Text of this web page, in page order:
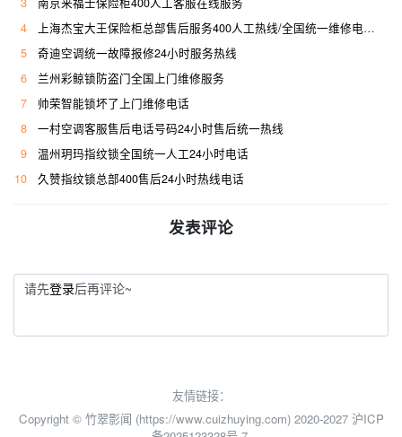
4
上海杰宝大王保险柜总部售后服务400人工热线/全国统一维修电话是多少
5
奇迪空调统一故障报修24小时服务热线
6
兰州彩鲸锁防盗门全国上门维修服务
7
帅荣智能锁坏了上门维修电话
8
一村空调客服售后电话号码24小时售后统一热线
9
温州玥玛指纹锁全国统一人工24小时电话
10
久赞指纹锁总部400售后24小时热线电话
发表评论
请先登录后再评论~
友情链接：
Copyright © 竹翠影闻 (https://www.cuizhuying.com) 2020-2027 沪ICP